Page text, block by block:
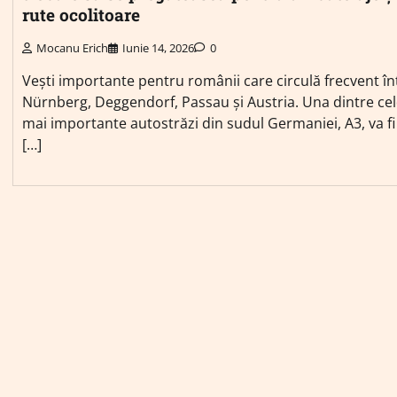
rute ocolitoare
Mocanu Erich Iunie 14, 2026 0
Vești importante pentru românii care circulă frecvent
Nürnberg, Deggendorf, Passau și Austria. Una dintre
mai importante autostrăzi din sudul Germaniei, A3, va fi
[…]